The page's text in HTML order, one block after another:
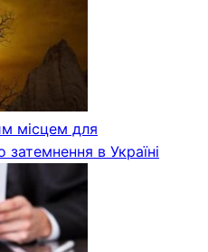
місцем для
в Україні